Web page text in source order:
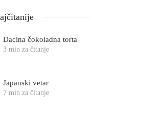
Dacina čokoladna torta
3 min za čitanje
Japanski vetar
7 min za čitanje